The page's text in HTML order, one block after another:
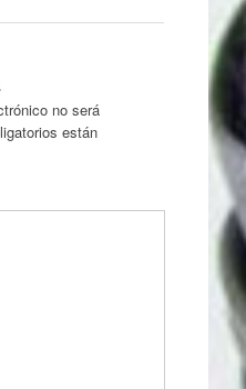
no será
están